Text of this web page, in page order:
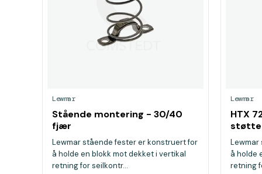
Lewmar
Stående montering - 30/40
fjær
Lewmar stående fester er konstruert for
å holde en blokk mot dekket i vertikal
retning for seilkontr...
Lewmar
HTX
å holde
retning